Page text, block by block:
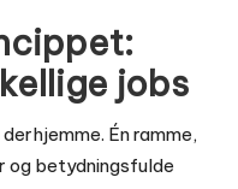
jobs
Én ramme,
og betydningsfulde